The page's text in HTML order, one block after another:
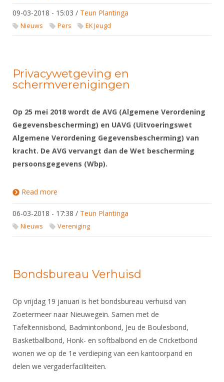
09-03-2018 - 15:03 / Teun Plantinga
Nieuws Pers EK Jeugd
Privacywetgeving en
schermverenigingen
Op 25 mei 2018 wordt de AVG (Algemene Verordening
Gegevensbescherming) en UAVG (Uitvoeringswet
Algemene Verordening Gegevensbescherming) van
kracht. De AVG vervangt dan de Wet bescherming
persoonsgegevens (Wbp).
Read more
06-03-2018 - 17:38 / Teun Plantinga
Nieuws Vereniging
Bondsbureau Verhuisd
Op vrijdag 19 januari is het bondsbureau verhuisd van
Zoetermeer naar Nieuwegein. Samen met de
Tafeltennisbond, Badmintonbond, Jeu de Boulesbond,
Basketballbond, Honk- en softbalbond en de Cricketbond
wonen we op de 1e verdieping van een kantoorpand en
delen we vergaderfaciliteiten.